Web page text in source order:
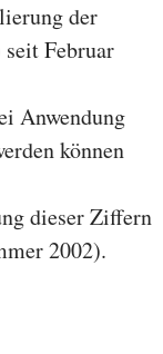
der
Februar
Anwendung
können
dieser Ziffern
2002).